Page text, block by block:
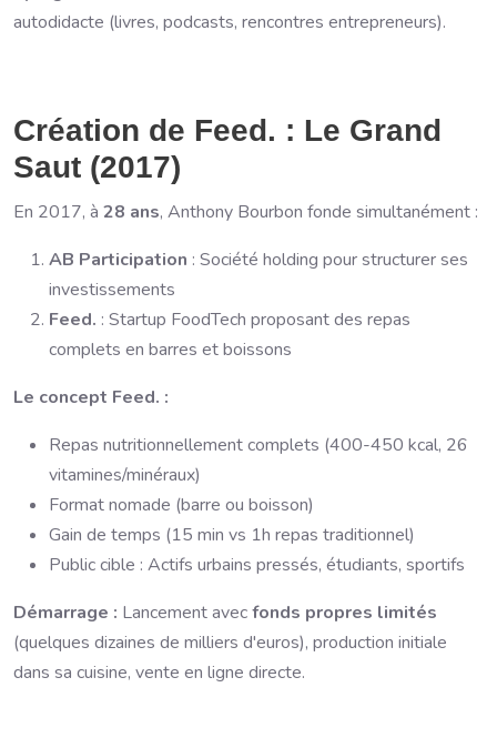
autodidacte (livres, podcasts, rencontres entrepreneurs).
Création de Feed. : Le Grand
Saut (2017)
En 2017, à 28 ans, Anthony Bourbon fonde simultanément :
AB Participation : Société holding pour structurer ses
investissements
Feed. : Startup FoodTech proposant des repas
complets en barres et boissons
Le concept Feed. :
Repas nutritionnellement complets (400-450 kcal, 26
vitamines/minéraux)
Format nomade (barre ou boisson)
Gain de temps (15 min vs 1h repas traditionnel)
Public cible : Actifs urbains pressés, étudiants, sportifs
Démarrage : Lancement avecfonds propres limités
(quelques dizaines de milliers d'euros), production initiale
dans sa cuisine, vente en ligne directe.